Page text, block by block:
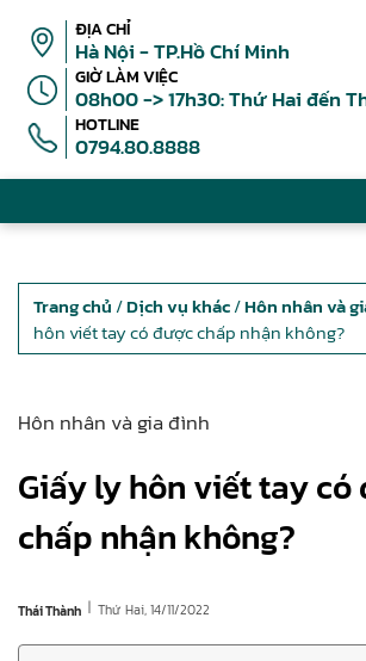
ĐỊA CHỈ
Hà Nội - TP.Hồ Chí Minh
GIỜ LÀM VIỆC
08h00 -> 17h30: Thứ Hai đến
HOTLINE
0794.80.8888
Trang chủ /Dịch vụ khác/Hôn nhân và
hôn viết tay có được chấp nhận không?
Hôn nhân và gia đình
Giấy ly hôn viết tay có
chấp nhận không?
Thái Thành | Thứ Hai, 14/11/2022